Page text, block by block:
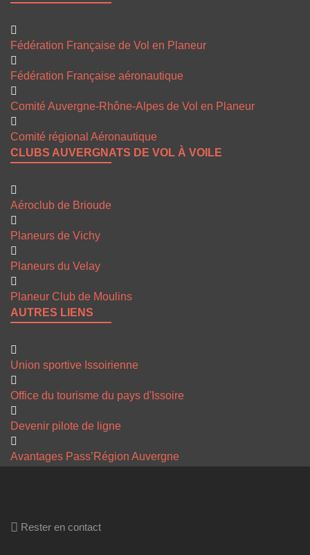
Fédération Française de Vol en Planeur
Fédération Française aéronautique
Comité Auvergne-Rhône-Alpes de Vol en Planeur
Comité régional Aéronautique
CLUBS AUVERGNATS DE VOL À VOILE
Aéroclub de Brioude
Planeurs de Vichy
Planeurs du Velay
Planeur Club de Moulins
AUTRES LIENS
Union sportive Issoirienne
Office du tourisme du pays d'Issoire
Devenir pilote de ligne
Avantages Pass’Région Auvergne
Rester en contact